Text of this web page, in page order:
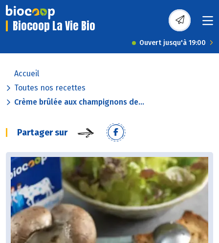
Biocoop La Vie Bio
Ouvert jusqu'à 19:00
Accueil
Toutes nos recettes
Crème brûlée aux champignons de...
Partager sur